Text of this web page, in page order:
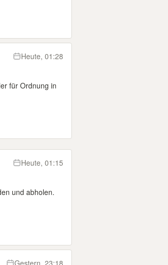
Heute, 01:28
für Ordnung in
Heute, 01:15
und abholen.
Gestern, 23:18